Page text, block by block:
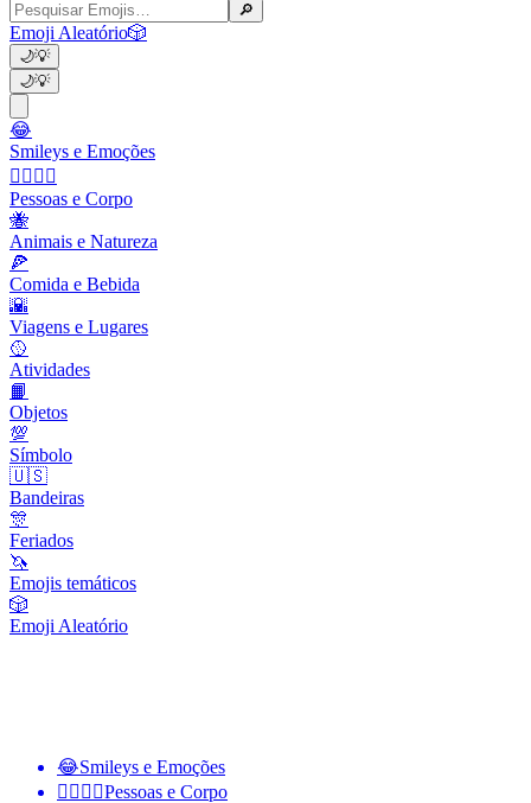
🔎
Emoji Aleatório🎲
🌙💡
🌙💡
😂
Smileys e Emoções
👩‍❤️‍💋‍👨
Pessoas e Corpo
🐝
Animais e Natureza
🍕
Comida e Bebida
🌇
Viagens e Lugares
🥎
Atividades
📙
Objetos
💯
Símbolo
🇺🇸
Bandeiras
🎊
Feriados
🦄
Emojis temáticos
🎲
Emoji Aleatório
😂Smileys e Emoções
👩‍❤️‍💋‍👨Pessoas e Corpo